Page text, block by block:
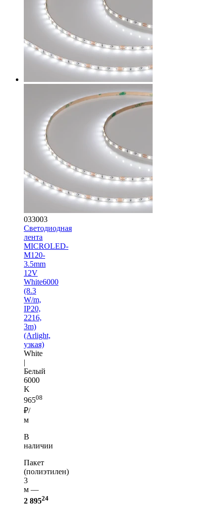
033003
Светодиодная
лента
MICROLED-
M120-
3.5mm
12V
White6000
(8.3
W/m,
IP20,
2216,
3m)
(Arlight,
узкая)
White
|
Белый
6000
K
96508
₽/
м
В
наличии
Пакет
(полиэтилен)
3
м —
2 89524